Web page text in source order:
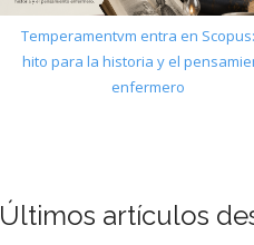
Temperamentvm entra en
hito para la historia y el
enfermero
Últimos artículos